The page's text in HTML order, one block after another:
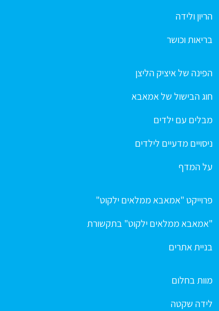
הריון ולידה
בריאות וכושר
הפינה של איציק הליצן
חוג הבישול של אמאבא
מבלים עם ילדים
ניסויים מדעיים לילדים
על המדף
פרוייקט "אמאבא ממלאים ילקוט"
"אמאבא ממלאים ילקוט" בתקשורת
בניית אתרים
מוות בחלום
לידה שקטה